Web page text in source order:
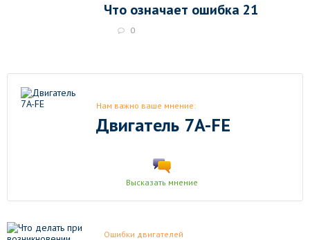
Что означает ошибка 21
0
Нам важно ваше мнение:
Двигатель 7A-FE
Высказать мнение
Ошибки двигателей